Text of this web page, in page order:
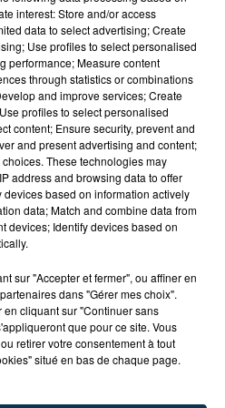
20h53
20h53
interest: Store and/or access
data to select advertising; Create
Use profiles to select personalised
performance; Measure content
through statistics or combinations
and improve services; Create
profiles to select personalised
content; Ensure security, prevent and
and present advertising and content;
These technologies may
address and browsing data to offer
based on information actively
data; Match and combine data from
devices; Identify devices based on
sur "Accepter et fermer", ou affiner en
dans "Gérer mes choix".
cliquant sur "Continuer sans
que pour ce site. Vous
retirer votre consentement à tout
situé en bas de chaque page.